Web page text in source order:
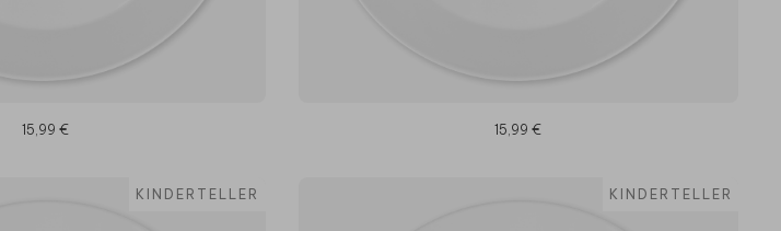
15,99 € 15,99 €
KINDERTELLER KINDERTELLER